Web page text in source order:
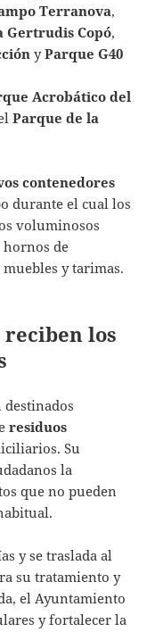
Terranova,
Gertrudis Copó,
yParque G40
Acrobático del
Parque de la
contenedores
durante el cual los
voluminosos
hornos de
y tarimas.
reciben los
destinados
residuos
Su
la
que no pueden
y se traslada al
su tratamiento y
el Ayuntamiento
y fortalecer la